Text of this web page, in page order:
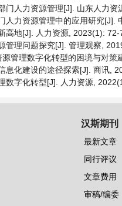
门人力资源管理[J]. 山东人力资
人力资源管理中的应用研究[J].
高地[J]. 人力资源, 2023(1): 72-
管理问题探究[J]. 管理观察,
管理数字化转型的困境与对
息化建设的途径探索[J]. 商讯,
数字化转型[J]. 人力资源,
汉斯期刊
最新文章
同行评议
文章费用
审稿/编委